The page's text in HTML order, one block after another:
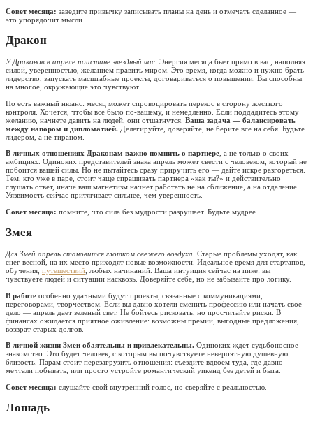
Совет месяца: заведите привычку записывать планы на день и отмечать сделанное —
это упорядочит мысли.
Дракон
У Драконов в апреле поистине звездный час. Энергия месяца бьет прямо в вас, наполняя
силой, уверенностью, желанием править миром. Это время, когда можно и нужно брать
лидерство, запускать масштабные проекты, договариваться о повышении. Вы способны
на многое, окружающие это чувствуют.
Но есть важный нюанс: месяц может спровоцировать перекос в сторону жесткого
контроля. Хочется, чтобы все было по-вашему, и немедленно. Если поддадитесь этому
желанию, начнете давить на людей, они отшатнутся. Ваша задача — балансировать
между напором и дипломатией. Делегируйте, доверяйте, не берите все на себя. Будьте
лидером, а не тираном.
В личных отношениях Драконам важно помнить о партнере , а не только о своих
амбициях. Одиноких представителей знака апрель может свести с человеком, который не
побоится вашей силы. Но не пытайтесь сразу приручить его — дайте искре разгореться.
Тем, кто уже в паре, стоит чаще спрашивать партнера «как ты?» и действительно
слушать ответ, иначе ваш магнетизм начнет работать не на сближение, а на отдаление.
Уязвимость сейчас притягивает сильнее, чем уверенность.
Совет месяца: помните, что сила без мудрости разрушает. Будьте мудрее.
Змея
Для Змей апрель становится глотком свежего воздуха. Старые проблемы уходят, как
снег весной, на их место приходят новые возможности. Идеальное время для стартапов,
обучения, путешествий , любых начинаний. Ваша интуиция сейчас на пике: вы
чувствуете людей и ситуации насквозь. Доверяйте себе, но не забывайте про логику.
В работе особенно удачными будут проекты, связанные с коммуникациями,
переговорами, творчеством. Если вы давно хотели сменить профессию или начать свое
дело — апрель дает зеленый свет. Не бойтесь рисковать, но просчитайте риски. В
финансах ожидается приятное оживление: возможны премии, выгодные предложения,
возврат старых долгов.
В личной жизни Змеи обаятельны и привлекательны. Одиноких ждет судьбоносное
знакомство. Это будет человек, с которым вы почувствуете невероятную душевную
близость. Парам стоит перезагрузить отношения: съездите вдвоем туда, где давно
мечтали побывать, или просто устройте романтический уикенд без детей и быта.
Совет месяца: слушайте свой внутренний голос, но сверяйте с реальностью.
Лошадь